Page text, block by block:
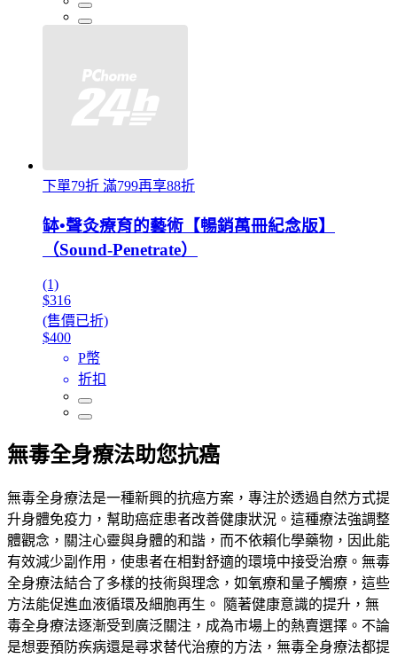
下單79折 滿799再享88折
缽•聲灸療育的藝術【暢銷萬冊紀念版】
（Sound-Penetrate）
(1)
$316
(售價已折)
$400
P幣
折扣
無毒全身療法助您抗癌
無毒全身療法是一種新興的抗癌方案，專注於透過自然方式提
升身體免疫力，幫助癌症患者改善健康狀況。這種療法強調整
體觀念，關注心靈與身體的和諧，而不依賴化學藥物，因此能
有效減少副作用，使患者在相對舒適的環境中接受治療。無毒
全身療法結合了多樣的技術與理念，如氧療和量子觸療，這些
方法能促進血液循環及細胞再生。 隨著健康意識的提升，無
毒全身療法逐漸受到廣泛關注，成為市場上的熱賣選擇。不論
是想要預防疾病還是尋求替代治療的方法，無毒全身療法都提